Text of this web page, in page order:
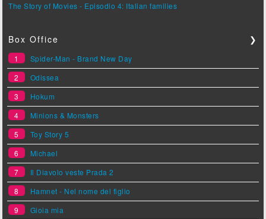
The Story of Movies - Episodio 4: Italian families
Box Office ❯
1
Spider-Man - Brand New Day
2
Odissea
3
Hokum
4
Minions & Monsters
5
Toy Story 5
6
Michael
7
Il Diavolo veste Prada 2
8
Hamnet - Nel nome del figlio
9
Gioia mia